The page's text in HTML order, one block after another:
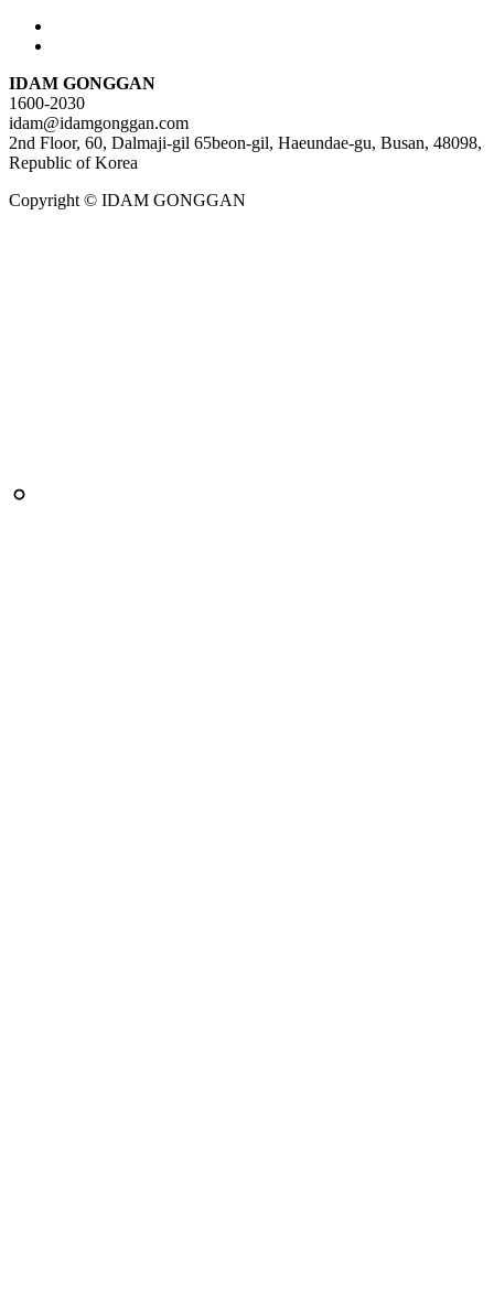
IDAM GONGGAN
1600-2030
idam@idamgonggan.com
2nd Floor, 60, Dalmaji-gil 65beon-gil, Haeundae-gu, Busan, 48098,
Republic of Korea
Copyright © IDAM GONGGAN